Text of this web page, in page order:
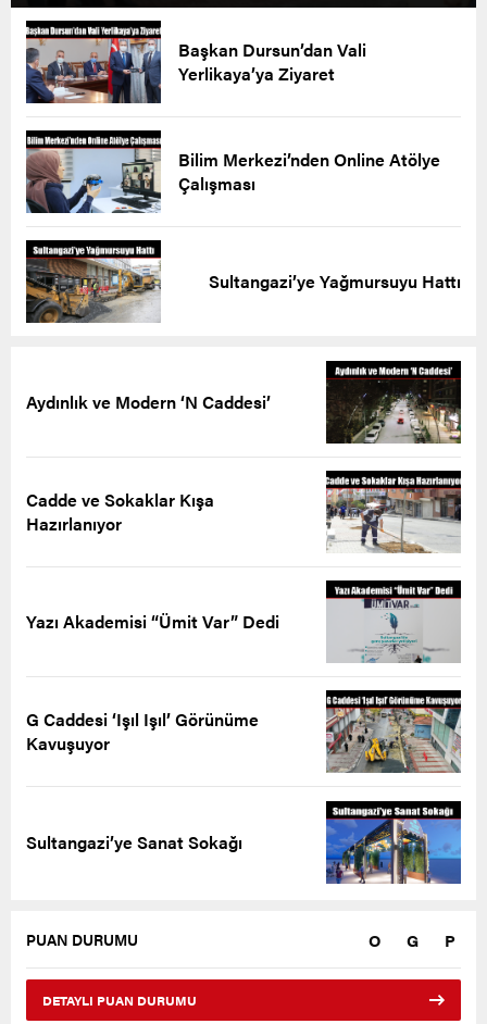
Başkan Dursun’dan Vali
Yerlikaya’ya Ziyaret
Bilim Merkezi’nden Online Atölye
Çalışması
Sultangazi’ye Yağmursuyu Hattı
Aydınlık ve Modern ‘N Caddesi’
Cadde ve Sokaklar Kışa
Hazırlanıyor
Yazı Akademisi “Ümit Var” Dedi
G Caddesi ‘Işıl Işıl’ Görünüme
Kavuşuyor
Sultangazi’ye Sanat Sokağı
PUAN DURUMU O G P
DETAYLI PUAN DURUMU